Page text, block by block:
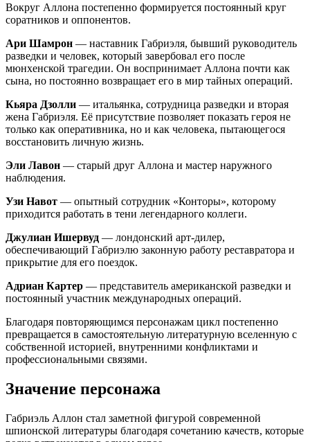
Вокруг Аллона постепенно формируется постоянный круг
соратников и оппонентов.
Ари Шамрон — наставник Габриэля, бывший руководитель
разведки и человек, который завербовал его после
мюнхенской трагедии. Он воспринимает Аллона почти как
сына, но постоянно возвращает его в мир тайных операций.
Кьяра Дзолли — итальянка, сотрудница разведки и вторая
жена Габриэля. Её присутствие позволяет показать героя не
только как оперативника, но и как человека, пытающегося
восстановить личную жизнь.
Эли Лавон — старый друг Аллона и мастер наружного
наблюдения.
Узи Навот — опытный сотрудник «Конторы», которому
приходится работать в тени легендарного коллеги.
Джулиан Ишервуд — лондонский арт-дилер,
обеспечивающий Габриэлю законную работу реставратора и
прикрытие для его поездок.
Адриан Картер — представитель американской разведки и
постоянный участник международных операций.
Благодаря повторяющимся персонажам цикл постепенно
превращается в самостоятельную литературную вселенную с
собственной историей, внутренними конфликтами и
профессиональными связями.
Значение персонажа
Габриэль Аллон стал заметной фигурой современной
шпионской литературы благодаря сочетанию качеств, которые